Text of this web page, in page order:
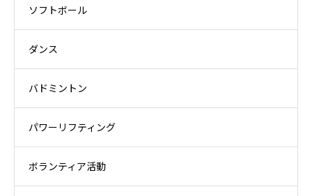
ソフトボール
ダンス
バドミントン
パワーリフティング
ボランティア活動